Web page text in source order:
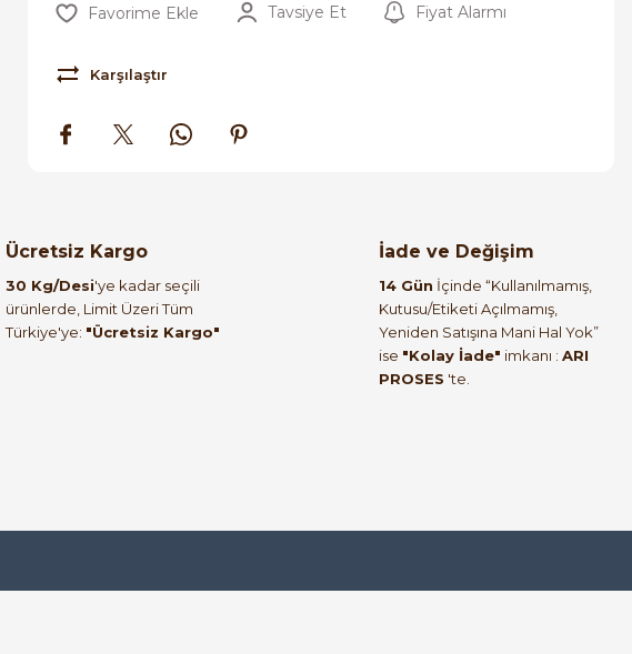
Tavsiye Et Fiyat Alarmı
Karşılaştır
Ücretsiz Kargo
30 Kg/Desi'ye kadar seçili
ürünlerde, Limit Üzeri Tüm
Türkiye'ye: "Ücretsiz Kargo"
İade ve Değişim
14 Gün İçinde “Kullanılmamış,
Kutusu/Etiketi Açılmamış,
Yeniden Satışına Mani Hal Yok”
ise "Kolay İade" imkanı : ARI
PROSES 'te.